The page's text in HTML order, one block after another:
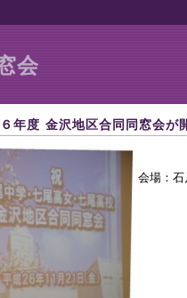
会
年度 金沢地区合同同窓会が
会場：